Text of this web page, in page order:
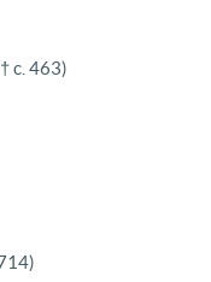
c. 463)